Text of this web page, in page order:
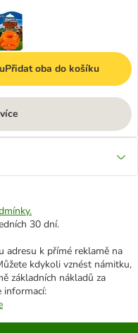
Přidat oba do košíku
30 dní.
adresu k přímé reklamě na
kdykoli vznést námitku,
základních nákladů za
informací: